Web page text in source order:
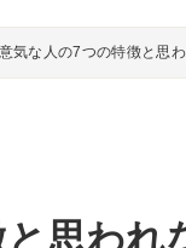
気な人の7つの特徴と思
思われ